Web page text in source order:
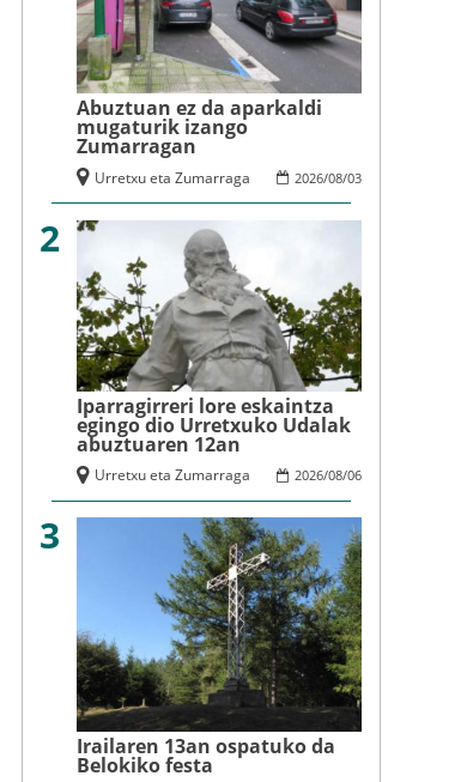
Abuztuan ez da aparkaldi
mugaturik izango
Zumarragan
2026/08/03
Urretxu eta Zumarraga
2
Iparragirreri lore eskaintza
egingo dio Urretxuko Udalak
abuztuaren 12an
2026/08/06
Urretxu eta Zumarraga
3
Irailaren 13an ospatuko da
Belokiko festa